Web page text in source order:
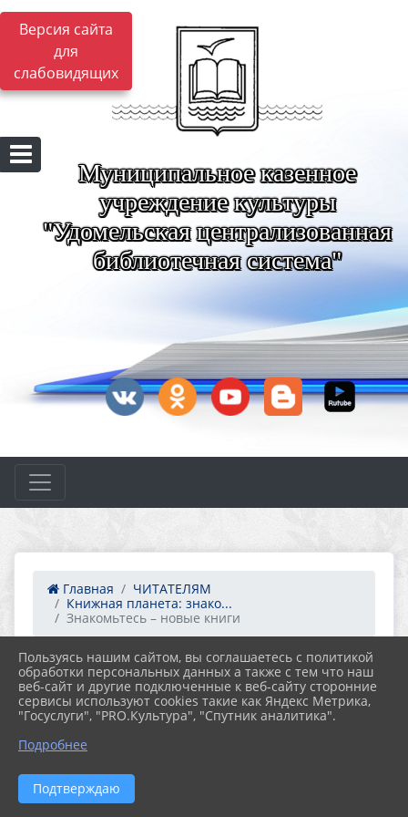
Версия сайта
для
слабовидящих
Муниципальное казенное
учреждение культуры
"Удомельская централизованная
библиотечная система"
Главная
ЧИТАТЕЛЯМ
Книжная планета: знако...
Знакомьтесь – новые книги
23.04.2025 06:13 28
ЗНАКОМЬТЕСЬ – НОВЫЕ КНИГИ
Пользуясь нашим сайтом, вы соглашаетесь с политикой
обработки персональных данных а также с тем что наш
веб-сайт и другие подключенные к веб-сайту сторонние
сервисы используют cookies такие как Яндекс Метрика,
"Госуслуги", "PRO.Культура", "Спутник аналитика".
Подробнее
Подтверждаю